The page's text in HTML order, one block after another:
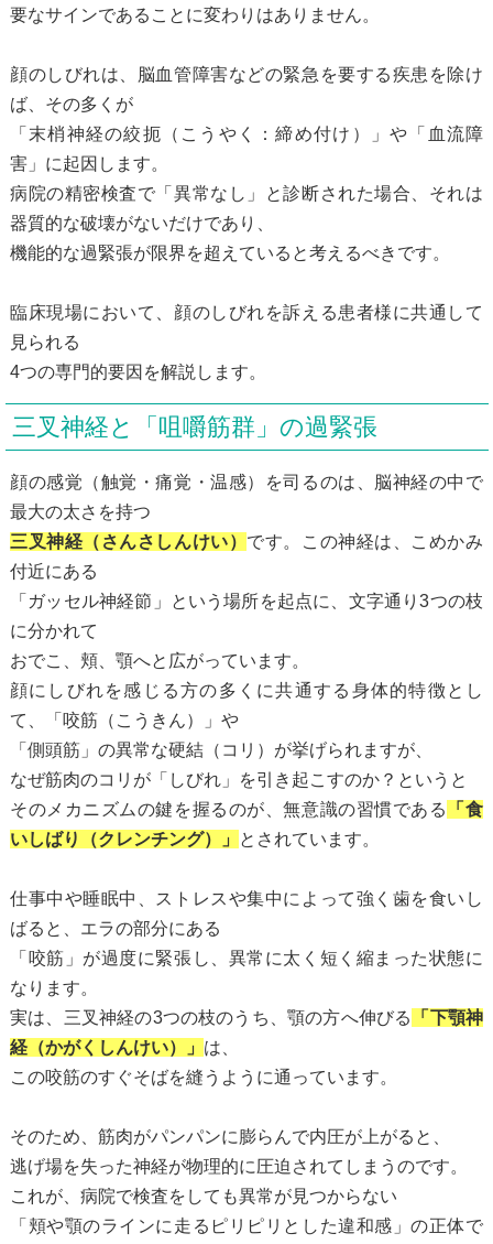
要なサインであることに変わりはありません。
顔のしびれは、脳血管障害などの緊急を要する疾患を除け
ば、その多くが
「末梢神経の絞扼（こうやく：締め付け）」や「血流障
害」に起因します。
病院の精密検査で「異常なし」と診断された場合、それは
器質的な破壊がないだけであり、
機能的な過緊張が限界を超えていると考えるべきです。
臨床現場において、顔のしびれを訴える患者様に共通して
見られる
4つの専門的要因を解説します。
三叉神経と「咀嚼筋群」の過緊張
顔の感覚（触覚・痛覚・温感）を司るのは、脳神経の中で
最大の太さを持つ
三叉神経（さんさしんけい） です。この神経は、こめかみ
付近にある
「ガッセル神経節」という場所を起点に、文字通り3つの枝
に分かれて
おでこ、頬、顎へと広がっています。
顔にしびれを感じる方の多くに共通する身体的特徴とし
て、「咬筋（こうきん）」や
「側頭筋」の異常な硬結（コリ）が挙げられますが、
なぜ筋肉のコリが「しびれ」を引き起こすのか？というと
そのメカニズムの鍵を握るのが、無意識の習慣である
「食
いしばり（クレンチング）」
とされています。
仕事中や睡眠中、ストレスや集中によって強く歯を食いし
ばると、エラの部分にある
「咬筋」が過度に緊張し、異常に太く短く縮まった状態に
なります。
実は、三叉神経の3つの枝のうち、顎の方へ伸びる
「下顎神
経（かがくしんけい）」 は、
この咬筋のすぐそばを縫うように通っています。
そのため、筋肉がパンパンに膨らんで内圧が上がると、
逃げ場を失った神経が物理的に圧迫されてしまうのです。
これが、病院で検査をしても異常が見つからない
「頬や顎のラインに走るピリピリとした違和感」の正体で